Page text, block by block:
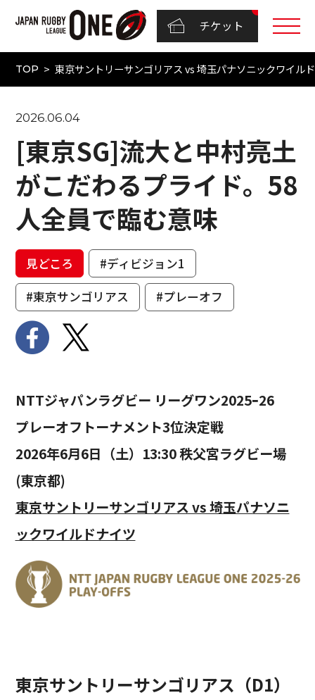
チケット
TOP 東京サントリーサンゴリアス vs 埼玉パナソニックワイ
2026.06.04
[東京SG]流大と中村亮土
がこだわるプライド。58
人全員で臨む意味
見どころ
#ディビジョン1
#東京サンゴリアス
#プレーオフ
NTTジャパンラグビー リーグワン2025ｰ26
プレーオフトーナメント3位決定戦
2026年6月6日（土）13:30 秩父宮ラグビー場
(東京都)
東京サントリーサンゴリアス vs 埼玉パナソニ
ックワイルドナイツ
東京サントリーサンゴリアス（D1）